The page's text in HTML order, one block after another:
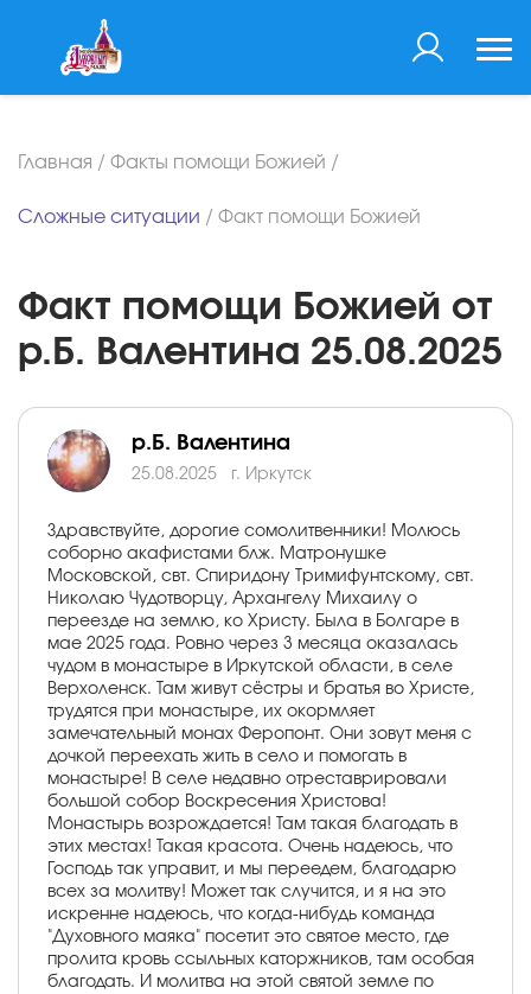
Главная / Факты помощи Божией /
Сложные ситуации / Факт помощи Божией
Факт помощи Божией от
р.Б. Валентина 25.08.2025
р.Б. Валентина
25.08.2025 г. Иркутск
Здравствуйте, дорогие сомолитвенники! Молюсь
соборно акафистами блж. Матронушке
Московской, свт. Спиридону Тримифунтскому, свт.
Николаю Чудотворцу, Архангелу Михаилу о
переезде на землю, ко Христу. Была в Болгаре в
мае 2025 года. Ровно через 3 месяца оказалась
чудом в монастыре в Иркутской области, в селе
Верхоленск. Там живут сёстры и братья во Христе,
трудятся при монастыре, их окормляет
замечательный монах Феропонт. Они зовут меня с
дочкой переехать жить в село и помогать в
монастыре! В селе недавно отреставрировали
большой собор Воскресения Христова!
Монастырь возрождается! Там такая благодать в
этих местах! Такая красота. Очень надеюсь, что
Господь так управит, и мы переедем, благодарю
всех за молитву! Может так случится, и я на это
искренне надеюсь, что когда-нибудь команда
"Духовного маяка" посетит это святое место, где
пролита кровь ссыльных каторжников, там особая
благодать. И молитва на этой святой земле по